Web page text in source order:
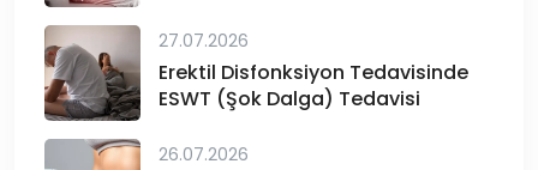
27.07.2026
Erektil Disfonksiyon Tedavisinde
ESWT (Şok Dalga) Tedavisi
26.07.2026